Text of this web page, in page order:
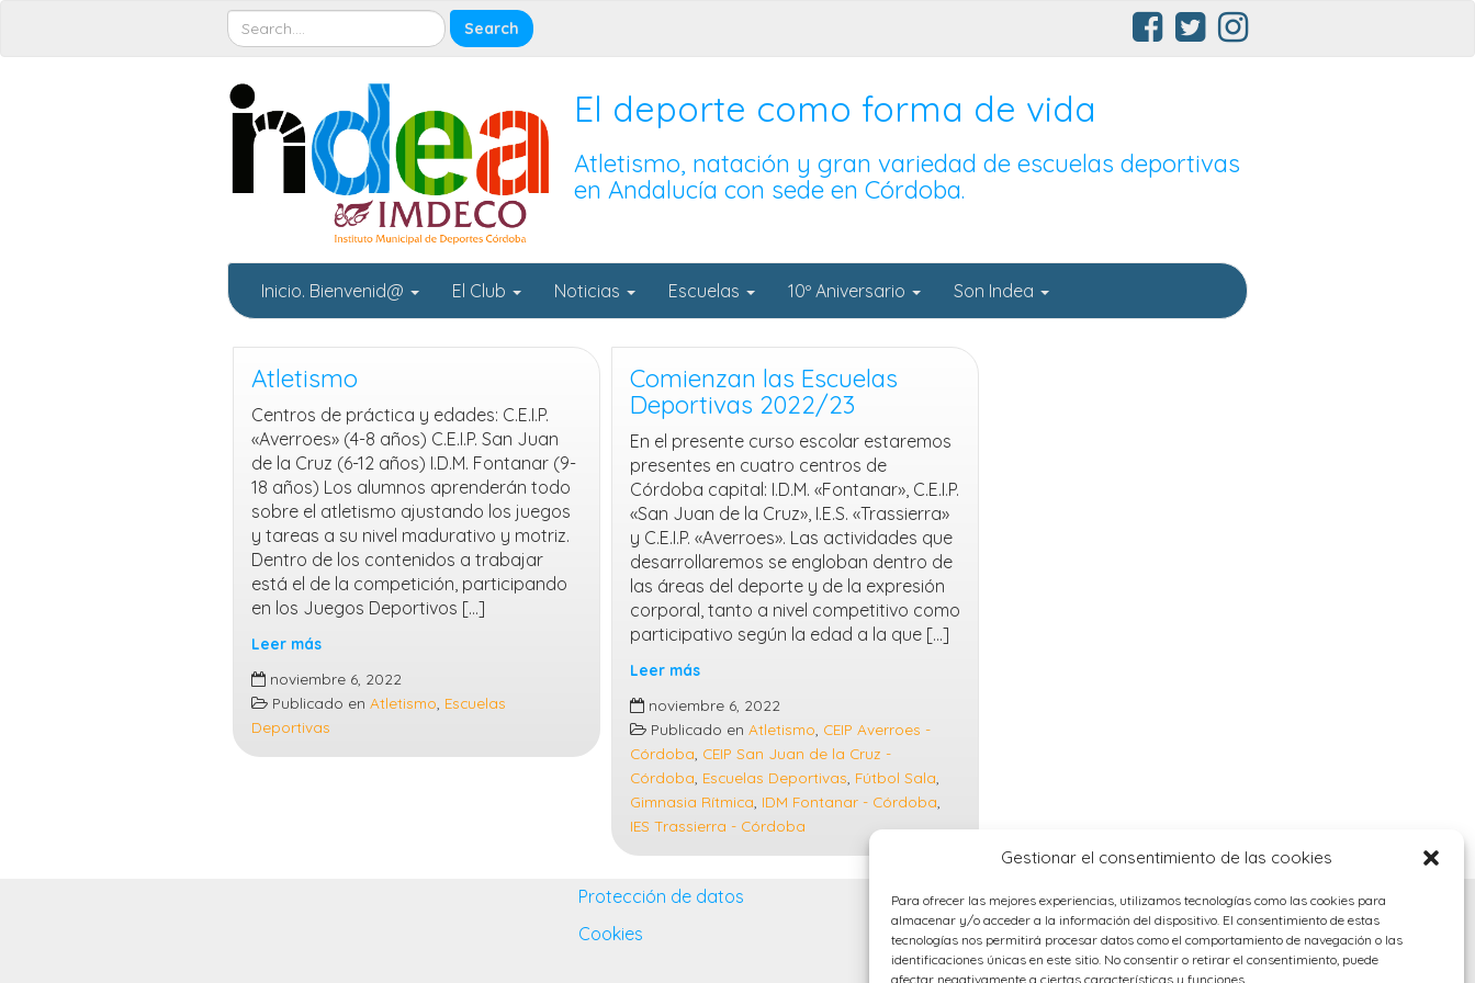
Gestionar el consentimiento de las cookies
Para ofrecer las mejores experiencias, utilizamos tecnologías como las cookies para
almacenar y/o acceder a la información del dispositivo. El consentimiento de estas
tecnologías nos permitirá procesar datos como el comportamiento de navegación o las
identificaciones únicas en este sitio. No consentir o retirar el consentimiento, puede
afectar negativamente a ciertas características y funciones.
El deporte como forma de vida
Atletismo, natación y gran variedad de escuelas deportivas
en Andalucía con sede en Córdoba.
Inicio. Bienvenid@ El Club Noticias Escuelas 10º Aniversario Son Indea
Atletismo
Centros de práctica y edades: C.E.I.P.
«Averroes» (4-8 años) C.E.I.P. San Juan
de la Cruz (6-12 años) I.D.M. Fontanar (9-
18 años) Los alumnos aprenderán todo
sobre el atletismo ajustando los juegos
y tareas a su nivel madurativo y motriz.
Dentro de los contenidos a trabajar
está el de la competición, participando
en los Juegos Deportivos […]
Leer más
noviembre 6, 2022
Publicado en Atletismo Escuelas
Deportivas
Comienzan las Escuelas
Deportivas 2022/23
En el presente curso escolar estaremos
presentes en cuatro centros de
Córdoba capital: I.D.M. «Fontanar», C.E.I.P.
«San Juan de la Cruz», I.E.S. «Trassierra»
y C.E.I.P. «Averroes». Las actividades que
desarrollaremos se engloban dentro de
las áreas del deporte y de la expresión
corporal, tanto a nivel competitivo como
participativo según la edad a la que […]
Leer más
las
Escuelas
Deportivas
2022/23
noviembre 6, 2022
Publicado en Atletismo CEIP Averroes -
Córdoba CEIP San Juan de la Cruz -
Córdoba Escuelas Deportivas Fútbol Sala
Gimnasia Rítmica IDM Fontanar - Córdoba
IES Trassierra - Córdoba
Protección de datos
Cookies